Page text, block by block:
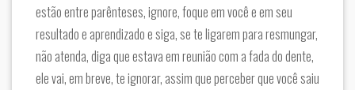
estão entre parênteses, ignore, foque em você e em seu
resultado e aprendizado e siga, se te ligarem para resmungar,
não atenda, diga que estava em reunião com a fada do dente,
ele vai, em breve, te ignorar, assim que perceber que você saiu